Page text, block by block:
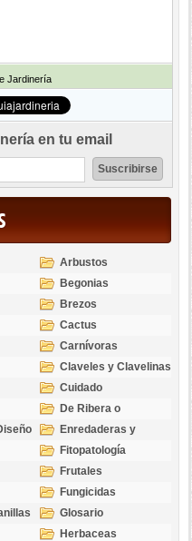
Jardinería
en tu email
Arbustos
Begonias
Brezos
Cactus
Carnívoras
Claveles y Clavelinas
Cuidado
De Ribera o
Palustres
Enredaderas y
cubresuelos
Fitopatología
Frutales
Fungicidas
Glosario
Herbaceas